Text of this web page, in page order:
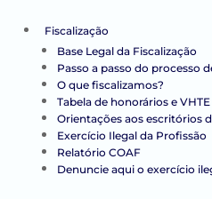
Fiscalização
Base Legal da Fiscalização
Passo a passo do processo
O que fiscalizamos?
Tabela de honorários e VHTE
Orientações aos escritórios
Exercício Ilegal da Profissão
Relatório COAF
Denuncie aqui o exercício